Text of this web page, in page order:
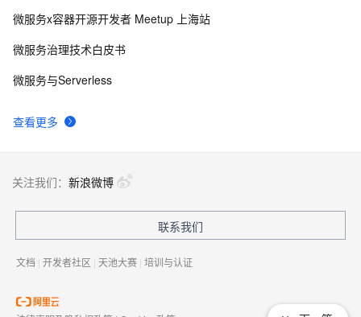
查看更多
微服务x容器开源开发者 Meetup 上海站
微服务治理技术白皮书
微服务与Serverless
关注我们： 新浪微博
联系我们
文档 | 开发者社区 | 天池大赛 | 培训与认证